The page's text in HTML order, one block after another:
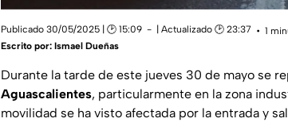
Publicado 30/05/2025 | 🕑 15:09 | Actualizado 🕑 23:37
1
Escrito por: Ismael Dueñas
Durante la tarde de este jueves 30 de mayo se
Aguascalientes, particularmente en la zona
movilidad se ha visto afectada por la entrada y